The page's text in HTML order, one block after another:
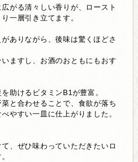
がる清々しい香りが、ロースト
一層引き立てます。
ありながら、後味は驚くほどさ
ますし、お酒のおともにもおす
助けるビタミンB1が豊富。
と合わせることで、食欲が落ち
やすい一皿に仕上がりました。
、ぜひ味わっていただきたいロ